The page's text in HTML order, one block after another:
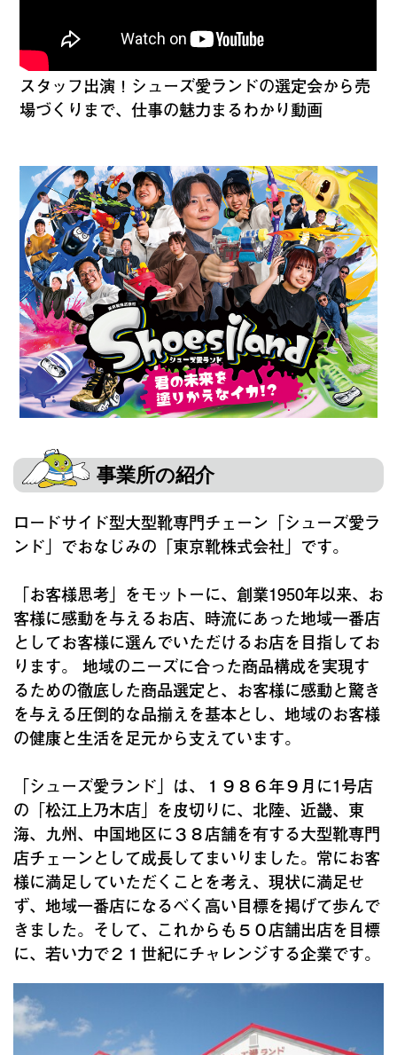
スタッフ出演！シューズ愛ランドの選定会から売
場づくりまで、仕事の魅力まるわかり動画
事業所の紹介
ロードサイド型大型靴専門チェーン「シューズ愛ラ
ンド」でおなじみの「東京靴株式会社」です。
「お客様思考」をモットーに、創業1950年以来、お
客様に感動を与えるお店、時流にあった地域一番店
としてお客様に選んでいただけるお店を目指してお
ります。 地域のニーズに合った商品構成を実現す
るための徹底した商品選定と、お客様に感動と驚き
を与える圧倒的な品揃えを基本とし、地域のお客様
の健康と生活を足元から支えています。
「シューズ愛ランド」は、１９８６年９月に1号店
の「松江上乃木店」を皮切りに、北陸、近畿、東
海、九州、中国地区に３８店舗を有する大型靴専門
店チェーンとして成長してまいりました。常にお客
様に満足していただくことを考え、現状に満足せ
ず、地域一番店になるべく高い目標を掲げて歩んで
きました。そして、これからも５０店舗出店を目標
に、若い力で２１世紀にチャレンジする企業です。